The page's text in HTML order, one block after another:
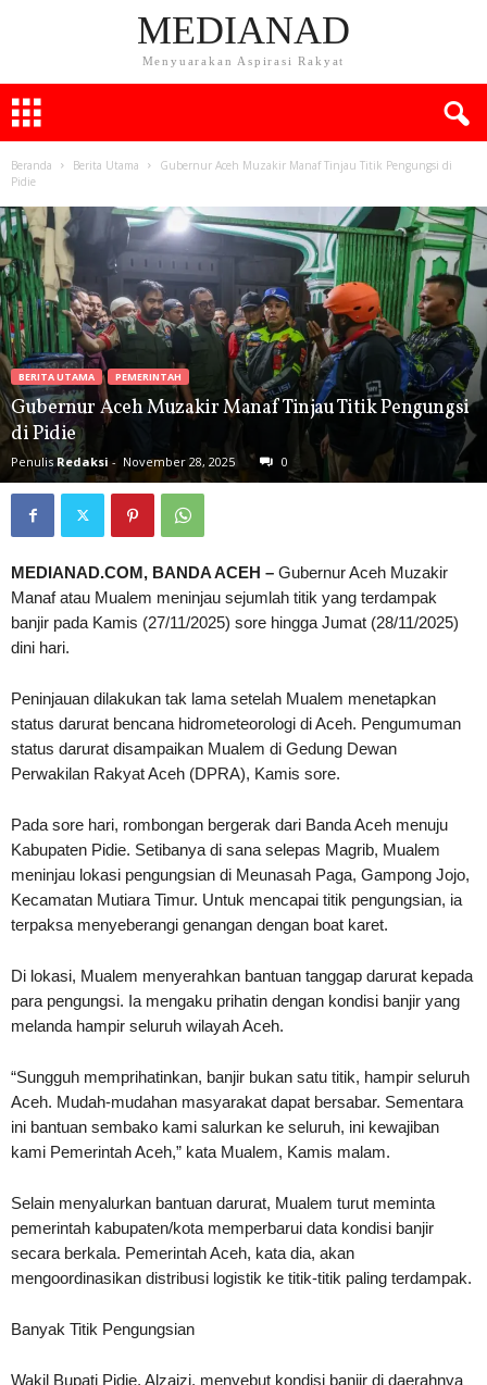
MEDIANAD
Menyuarakan Aspirasi Rakyat
Beranda Berita Utama
Gubernur Aceh Muzakir Manaf Tinjau Titik Pengungsi di
Pidie
BERITA UTAMA PEMERINTAH
Gubernur Aceh Muzakir Manaf Tinjau Titik Pengungsi
di Pidie
Penulis Redaksi- November 28, 2025 0
MEDIANAD.COM, BANDA ACEH – Gubernur Aceh Muzakir
Manaf atau Mualem meninjau sejumlah titik yang terdampak
banjir pada Kamis (27/11/2025) sore hingga Jumat (28/11/2025)
dini hari.
Peninjauan dilakukan tak lama setelah Mualem menetapkan
status darurat bencana hidrometeorologi di Aceh. Pengumuman
status darurat disampaikan Mualem di Gedung Dewan
Perwakilan Rakyat Aceh (DPRA), Kamis sore.
Pada sore hari, rombongan bergerak dari Banda Aceh menuju
Kabupaten Pidie. Setibanya di sana selepas Magrib, Mualem
meninjau lokasi pengungsian di Meunasah Paga, Gampong Jojo,
Kecamatan Mutiara Timur. Untuk mencapai titik pengungsian, ia
terpaksa menyeberangi genangan dengan boat karet.
Di lokasi, Mualem menyerahkan bantuan tanggap darurat kepada
para pengungsi. Ia mengaku prihatin dengan kondisi banjir yang
melanda hampir seluruh wilayah Aceh.
“Sungguh memprihatinkan, banjir bukan satu titik, hampir seluruh
Aceh. Mudah-mudahan masyarakat dapat bersabar. Sementara
ini bantuan sembako kami salurkan ke seluruh, ini kewajiban
kami Pemerintah Aceh,” kata Mualem, Kamis malam.
Selain menyalurkan bantuan darurat, Mualem turut meminta
pemerintah kabupaten/kota memperbarui data kondisi banjir
secara berkala. Pemerintah Aceh, kata dia, akan
mengoordinasikan distribusi logistik ke titik-titik paling terdampak.
Banyak Titik Pengungsian
Wakil Bupati Pidie, Alzaizi, menyebut kondisi banjir di daerahnya